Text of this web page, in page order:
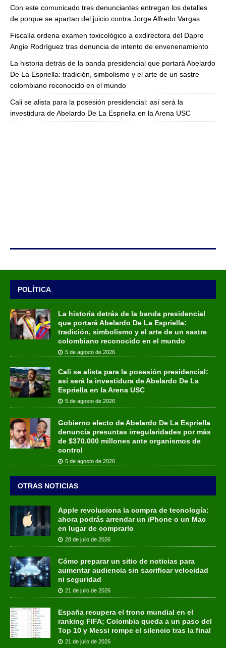
Con este comunicado tres denunciantes entregan los detalles
de porque se apartan del juicio contra Jorge Alfredo Vargas
Fiscalía ordena examen toxicológico a exdirectora del Dapre
Angie Rodríguez tras denuncia de intento de envenenamiento
La historia detrás de la banda presidencial que portará Abelardo
De La Espriella: tradición, simbolismo y el arte de un sastre
colombiano reconocido en el mundo
Cali se alista para la posesión presidencial: así será la
investidura de Abelardo De La Espriella en la Arena USC
POLÍTICA
La historia detrás de la banda presidencial
que portará Abelardo De La Espriella:
tradición, simbolismo y el arte de un sastre
colombiano reconocido en el mundo
5 de agosto de 2026
Cali se alista para la posesión presidencial:
así será la investidura de Abelardo De La
Espriella en la Arena USC
5 de agosto de 2026
Gobierno electo de Abelardo De La Espriella
denuncia presuntas irregularidades por más
de $370.000 millones ante organismos de
control
5 de agosto de 2026
OTRAS NOTICIAS
Apple revoluciona la compra de tecnología:
ahora podrás arrendar un iPhone o un Mac
en lugar de comprarlo
28 de julio de 2026
Cómo preparar un sitio de noticias para
aumentar audiencia sin sacrificar velocidad
ni seguridad
21 de julio de 2026
España recupera el trono mundial en el
ranking FIFA; Colombia queda a un paso del
Top 10 y Messi rompe el silencio tras la final
21 de julio de 2026